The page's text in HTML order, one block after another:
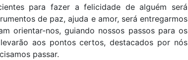
para fazer a felicidade de alguém será
de paz, ajuda e amor, será entregarmos
orientar-nos, guiando nossos passos para os
aos pontos certos, destacados por nós
passar.